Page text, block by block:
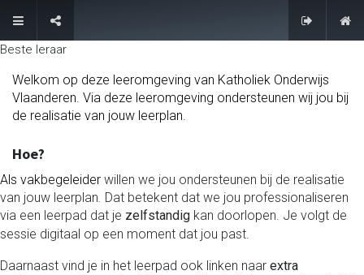
Beste leraar
Welkom op deze leeromgeving van Katholiek Onderwijs
Vlaanderen. Via deze leeromgeving ondersteunen wij jou bij
de realisatie van jouw leerplan.
Hoe?
Als vakbegeleider willen we jou ondersteunen bij de realisatie
van jouw leerplan. Dat betekent dat we jou professionaliseren
via een leerpad dat je zelfstandig kan doorlopen. Je volgt de
sessie digitaal op een moment dat jou past.
Daarnaast vind je in het leerpad ook linken naar extra